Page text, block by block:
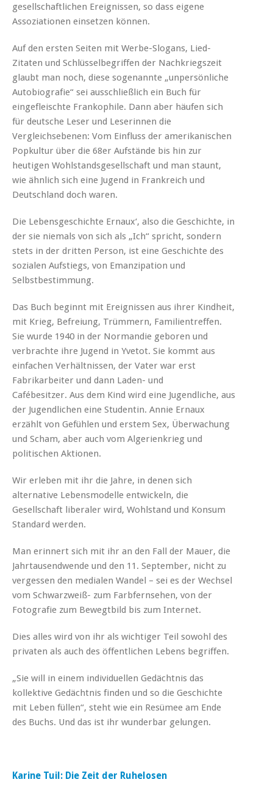
gesellschaftlichen Ereignissen, so dass eigene
Assoziationen einsetzen können.
Auf den ersten Seiten mit Werbe-Slogans, Lied-
Zitaten und Schlüsselbegriffen der Nachkriegszeit
glaubt man noch, diese sogenannte „unpersönliche
Autobiografie“ sei ausschließlich ein Buch für
eingefleischte Frankophile. Dann aber häufen sich
für deutsche Leser und Leserinnen die
Vergleichsebenen: Vom Einfluss der amerikanischen
Popkultur über die 68er Aufstände bis hin zur
heutigen Wohlstandsgesellschaft und man staunt,
wie ähnlich sich eine Jugend in Frankreich und
Deutschland doch waren.
Die Lebensgeschichte Ernaux‘, also die Geschichte, in
der sie niemals von sich als „Ich“ spricht, sondern
stets in der dritten Person, ist eine Geschichte des
sozialen Aufstiegs, von Emanzipation und
Selbstbestimmung.
Das Buch beginnt mit Ereignissen aus ihrer Kindheit,
mit Krieg, Befreiung, Trümmern, Familientreffen.
Sie wurde 1940 in der Normandie geboren und
verbrachte ihre Jugend in Yvetot. Sie kommt aus
einfachen Verhältnissen, der Vater war erst
Fabrikarbeiter und dann Laden- und
Cafébesitzer. Aus dem Kind wird eine Jugendliche, aus
der Jugendlichen eine Studentin. Annie Ernaux
erzählt von Gefühlen und erstem Sex, Überwachung
und Scham, aber auch vom Algerienkrieg und
politischen Aktionen.
Wir erleben mit ihr die Jahre, in denen sich
alternative Lebensmodelle entwickeln, die
Gesellschaft liberaler wird, Wohlstand und Konsum
Standard werden.
Man erinnert sich mit ihr an den Fall der Mauer, die
Jahrtausendwende und den 11. September, nicht zu
vergessen den medialen Wandel – sei es der Wechsel
vom Schwarzweiß- zum Farbfernsehen, von der
Fotografie zum Bewegtbild bis zum Internet.
Dies alles wird von ihr als wichtiger Teil sowohl des
privaten als auch des öffentlichen Lebens begriffen.
„Sie will in einem individuellen Gedächtnis das
kollektive Gedächtnis finden und so die Geschichte
mit Leben füllen“, steht wie ein Resümee am Ende
des Buchs. Und das ist ihr wunderbar gelungen.
Karine Tuil: Die Zeit der Ruhelosen